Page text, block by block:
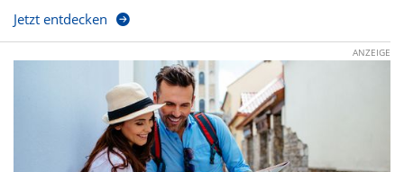
Jetzt entdecken
ANZEIGE